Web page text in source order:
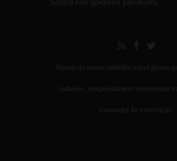
Šobrīd nav gaidāmo pasākumi.
Redakcija nenes atbildību sarežģījumu